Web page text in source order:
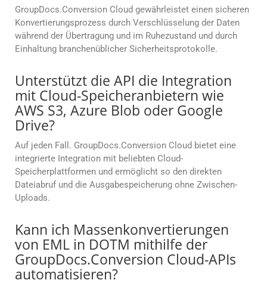
GroupDocs.Conversion Cloud gewährleistet einen sicheren
Konvertierungsprozess durch Verschlüsselung der Daten
während der Übertragung und im Ruhezustand und durch
Einhaltung branchenüblicher Sicherheitsprotokolle.
Unterstützt die API die Integration
mit Cloud-Speicheranbietern wie
AWS S3, Azure Blob oder Google
Drive?
Auf jeden Fall. GroupDocs.Conversion Cloud bietet eine
integrierte Integration mit beliebten Cloud-
Speicherplattformen und ermöglicht so den direkten
Dateiabruf und die Ausgabespeicherung ohne Zwischen-
Uploads.
Kann ich Massenkonvertierungen
von EML in DOTM mithilfe der
GroupDocs.Conversion Cloud-APIs
automatisieren?